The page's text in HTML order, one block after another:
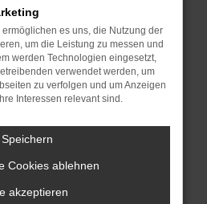
da!
Auflage ist streng limitiert.
Kindern und Jugendlichen
wie die letzten Male
für kranke Kinder Erlangen
es uns, die Nutzung der
um die Leistung zu messen und
werden Technologien eingesetzt,
verwendet werden, um
zu verfolgen und um Anzeigen
Interessen relevant sind.
Speichern
Cookies ablehnen
akzeptieren